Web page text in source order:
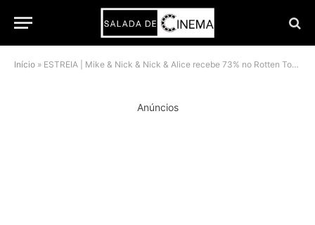
Início » ESTREIA | Mike & Nick & Nick & Alice recebe 73% no Rotten Tomatoes e anima o Hulu
Anúncios